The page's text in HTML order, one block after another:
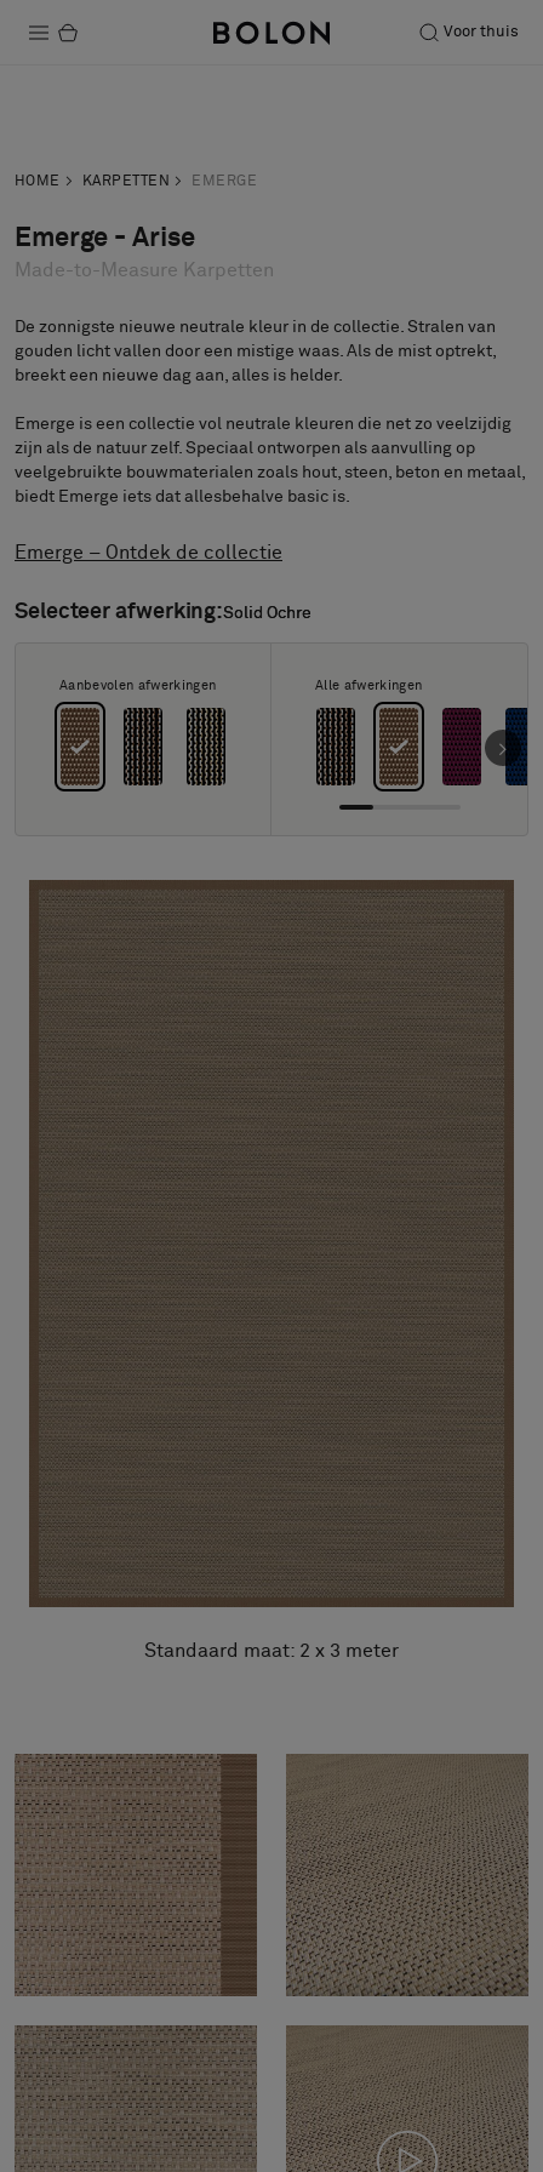
Voor thuis
Duurzaamheid
Installatie
Onderhoud
Samenwerkingen met Designers
Stories
Over ons
Image & Material Bank
HOME KARPETTEN EMERGE
Emerge - Arise
Made-to-Measure Karpetten
De zonnigste nieuwe neutrale kleur in de collectie. Stralen van
gouden licht vallen door een mistige waas. Als de mist optrekt,
breekt een nieuwe dag aan, alles is helder.
Emerge is een collectie vol neutrale kleuren die net zo veelzijdig
zijn als de natuur zelf. Speciaal ontworpen als aanvulling op
veelgebruikte bouwmaterialen zoals hout, steen, beton en metaal,
biedt Emerge iets dat allesbehalve basic is.
Emerge – Ontdek de collectie
Selecteer afwerking:Solid Ochre
Solid Ochre
Aanbevolen afwerkingen Alle afwerkingen
Standaard maat: 2 x 3 meter